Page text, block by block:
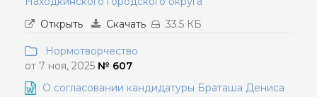
Открыть
Скачать 33.5 КБ
Нормотворчество
от 7 ноя, 2025 № 607
О согласовании кандидатуры Браташа Дениса